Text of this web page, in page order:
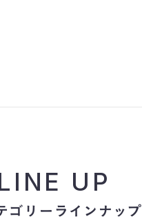
UP
ゴリーラインナップ